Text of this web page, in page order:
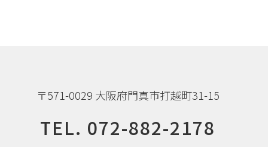
〒571-0029 大阪府門真市打越町31-15
TEL. 072-882-2178